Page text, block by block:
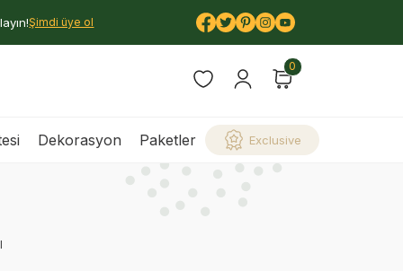
Şimdi üye ol
0
Dekorasyon Paketler Exclusive